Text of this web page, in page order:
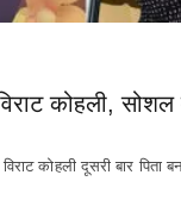
कोहली, सोशल
कोहली दूसरी बार पिता